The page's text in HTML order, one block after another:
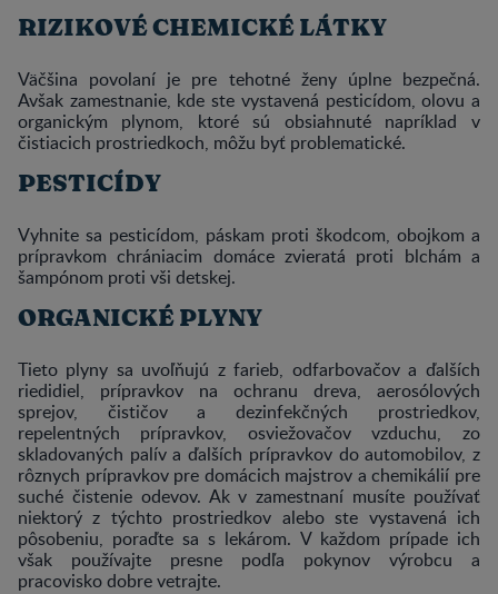
RIZIKOVÉ CHEMICKÉ LÁTKY
Väčšina povolaní je pre tehotné ženy úplne bezpečná.
Avšak zamestnanie, kde ste vystavená pesticídom, olovu a
organickým plynom, ktoré sú obsiahnuté napríklad v
čistiacich prostriedkoch, môžu byť problematické.
PESTICÍDY
Vyhnite sa pesticídom, páskam proti škodcom, obojkom a
prípravkom chrániacim domáce zvieratá proti blchám a
šampónom proti vši detskej.
ORGANICKÉ PLYNY
Tieto plyny sa uvoľňujú z farieb, odfarbovačov a ďalších
riedidiel, prípravkov na ochranu dreva, aerosólových
sprejov, čističov a dezinfekčných prostriedkov,
repelentných prípravkov, osviežovačov vzduchu, zo
skladovaných palív a ďalších prípravkov do automobilov, z
rôznych prípravkov pre domácich majstrov a chemikálií pre
suché čistenie odevov. Ak v zamestnaní musíte používať
niektorý z týchto prostriedkov alebo ste vystavená ich
pôsobeniu, poraďte sa s lekárom. V každom prípade ich
však používajte presne podľa pokynov výrobcu a
pracovisko dobre vetrajte.